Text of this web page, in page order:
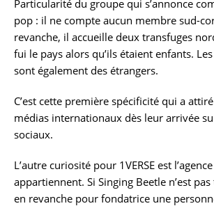
Particularité du groupe qui s’annonce
pop : il ne compte aucun membre sud-
revanche, il accueille deux transfuges
fui le pays alors qu’ils étaient enfants.
sont également des étrangers.
C’est cette première spécificité qui a
médias internationaux dès leur arrivée
sociaux.
L’autre curiosité pour 1VERSE est
appartiennent. Si Singing Beetle n’est
en revanche pour fondatrice une